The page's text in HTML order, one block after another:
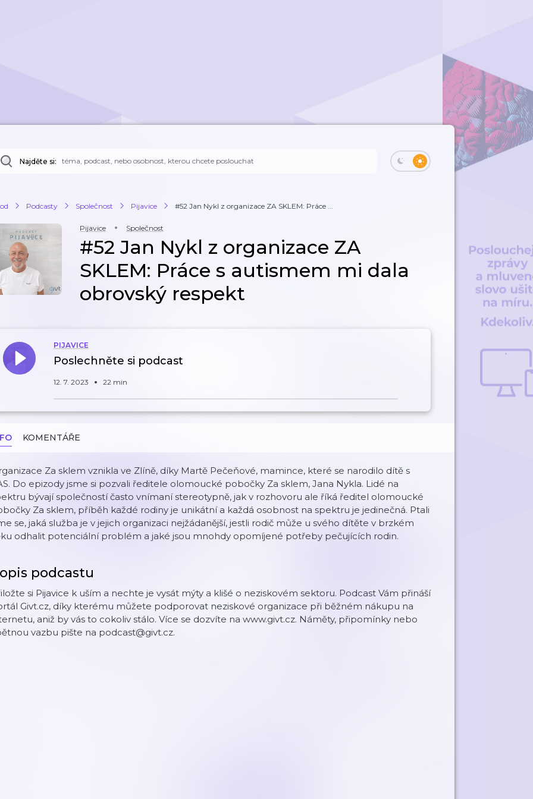
Najděte si:
Podcasty Společnost Pijavice #52 Jan Nykl z organizace ZA SKLEM: Práce ...
Pijavice Společnost
#52 Jan Nykl z organizace ZA
SKLEM: Práce s autismem mi dala
obrovský respekt
PIJAVICE
Poslechněte si podcast
12. 7. 2023 22 min
KOMENTÁŘE
Za sklem vznikla ve Zlíně, díky Martě Pečeňové, mamince, které se narodilo dítě s
Do epizody jsme si pozvali ředitele olomoucké pobočky Za sklem, Jana Nykla. Lidé na
bývají společností často vnímaní stereotypně, jak v rozhovoru ale říká ředitel olomoucké
Za sklem, příběh každé rodiny je unikátní a každá osobnost na spektru je jedinečná. Ptali
se, jaká služba je v jejich organizaci nejžádanější, jestli rodič může u svého dítěte v brzkém
odhalit potenciální problém a jaké jsou mnohdy opomíjené potřeby pečujících rodin.
podcastu
si Pijavice k uším a nechte je vysát mýty a klišé o neziskovém sektoru. Podcast Vám přináší
Givt.cz, díky kterému můžete podporovat neziskové organizace při běžném nákupu na
aniž by vás to cokoliv stálo. Více se dozvíte na www.givt.cz. Náměty, připomínky nebo
vazbu pište na podcast@givt.cz.